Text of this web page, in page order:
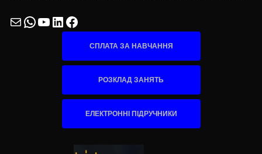
MailWhatsApp
YouTube
LinkedIn
Facebook
СПЛАТА ЗА НАВЧАННЯ
РОЗКЛАД ЗАНЯТЬ
ЕЛЕКТРОННІ ПІДРУЧНИКИ